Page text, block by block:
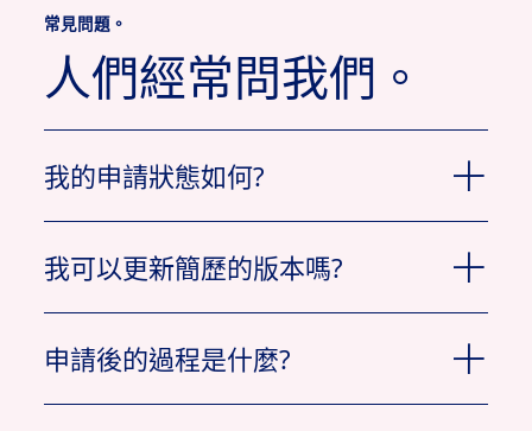
常見問題。
人們經常問我們。
我的申請狀態如何?
申請」。
我可以更新簡歷的版本嗎?
申請後的過程是什麼?